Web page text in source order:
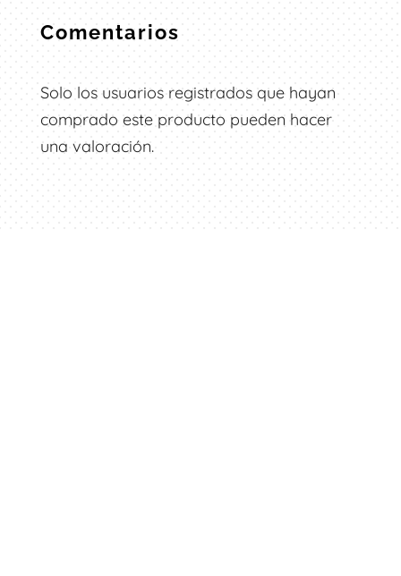
Comentarios
Solo los usuarios registrados que hayan
comprado este producto pueden hacer
una valoración.